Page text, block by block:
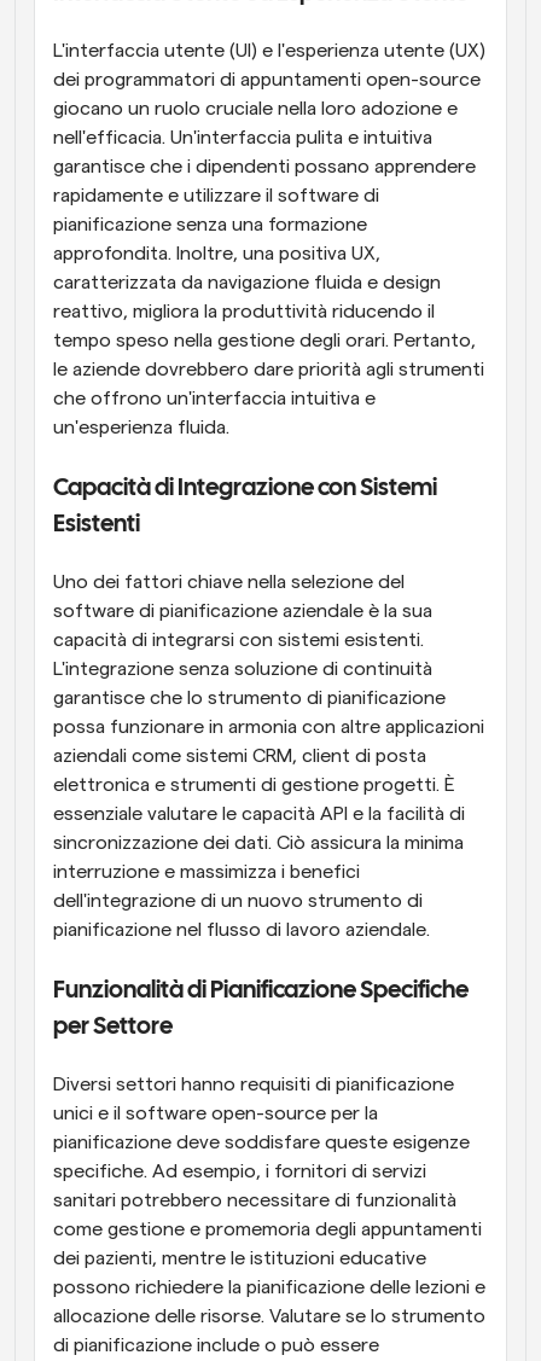
L'interfaccia utente (UI) e l'esperienza utente (UX)
dei programmatori di appuntamenti open-source
giocano un ruolo cruciale nella loro adozione e
nell'efficacia. Un'interfaccia pulita e intuitiva
garantisce che i dipendenti possano apprendere
rapidamente e utilizzare il software di
pianificazione senza una formazione
approfondita. Inoltre, una positiva UX,
caratterizzata da navigazione fluida e design
reattivo, migliora la produttività riducendo il
tempo speso nella gestione degli orari. Pertanto,
le aziende dovrebbero dare priorità agli strumenti
che offrono un'interfaccia intuitiva e
un'esperienza fluida.
Capacità di Integrazione con Sistemi
Esistenti
Uno dei fattori chiave nella selezione del
software di pianificazione aziendale è la sua
capacità di integrarsi con sistemi esistenti.
L'integrazione senza soluzione di continuità
garantisce che lo strumento di pianificazione
possa funzionare in armonia con altre applicazioni
aziendali come sistemi CRM, client di posta
elettronica e strumenti di gestione progetti. È
essenziale valutare le capacità API e la facilità di
sincronizzazione dei dati. Ciò assicura la minima
interruzione e massimizza i benefici
dell'integrazione di un nuovo strumento di
pianificazione nel flusso di lavoro aziendale.
Funzionalità di Pianificazione Specifiche
per Settore
Diversi settori hanno requisiti di pianificazione
unici e il software open-source per la
pianificazione deve soddisfare queste esigenze
specifiche. Ad esempio, i fornitori di servizi
sanitari potrebbero necessitare di funzionalità
come gestione e promemoria degli appuntamenti
dei pazienti, mentre le istituzioni educative
possono richiedere la pianificazione delle lezioni e
allocazione delle risorse. Valutare se lo strumento
di pianificazione include o può essere